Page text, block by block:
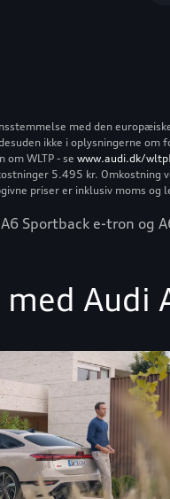
med den
ikke i oplysningerne
WLTP - se www.audi.dk/wltp
5.495 kr. Omkostning
priser er inklusiv moms
Sportback e-tron
med Audi